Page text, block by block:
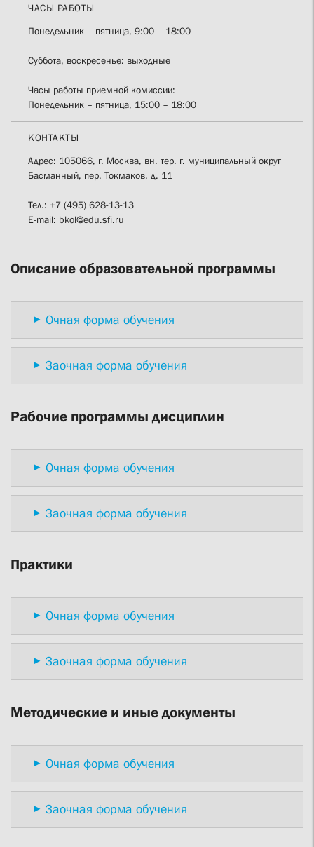
ЧАСЫ РАБОТЫ
Понедельник – пятница, 9:00 – 18:00
Суббота, воскресенье: выходные
Часы работы приемной комиссии:
Понедельник – пятница, 15:00 – 18:00
КОНТАКТЫ
Адрес: 105066, г. Москва, вн. тер. г. муниципальный округ
Басманный, пер. Токмаков, д. 11
Тел.: +7 (495) 628-13-13
E-mail: bkol@edu.sfi.ru
Описание образовательной программы
Очная форма обучения
Заочная форма обучения
Рабочие программы дисциплин
Очная форма обучения
Заочная форма обучения
Практики
Очная форма обучения
Заочная форма обучения
Методические и иные документы
Очная форма обучения
Заочная форма обучения